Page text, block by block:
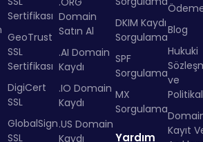
Sertifikası
GeoTrust
SSL
Sertifikası
DigiCert
SSL
GlobalSign
SSL
Domain
Satın Al
.AI Domain
Kaydı
.IO Domain
Kaydı
.US Domain
Kaydı
DKIM Kaydı
Sorgulama
SPF
Sorgulama
MX
Sorgulama
Yardım
Blog
Hukuki
ve
Kayıt